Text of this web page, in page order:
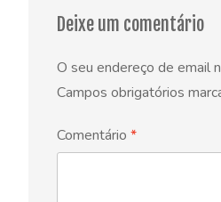
Deixe um comentário
O seu endereço de email
Campos obrigatórios
Comentário *